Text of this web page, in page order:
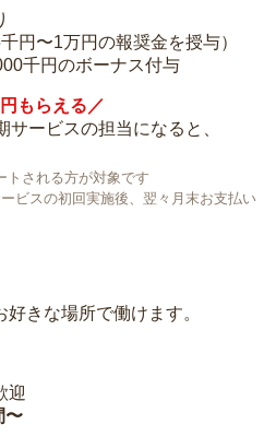
円〜1万円の報奨金を授与）
千円のボーナス付与
もらえる／
ービスの担当になると、
トされる方が対象です
ビスの初回実施後、翌々月末お支払い
きな場所で働けます。
迎
〜